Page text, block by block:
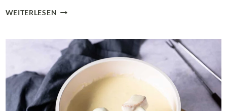
WEITERLESEN AROMATISCHE
KOKOS-
HÄHNCHEN-
SUPPE